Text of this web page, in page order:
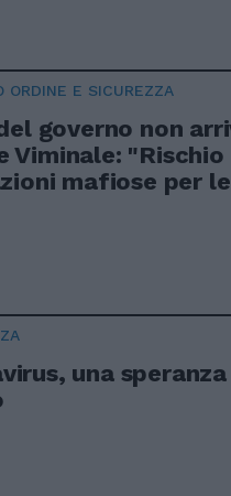
ORDINE E SICUREZZA
governo non
Viminale: "Rischio
mafiose per
una